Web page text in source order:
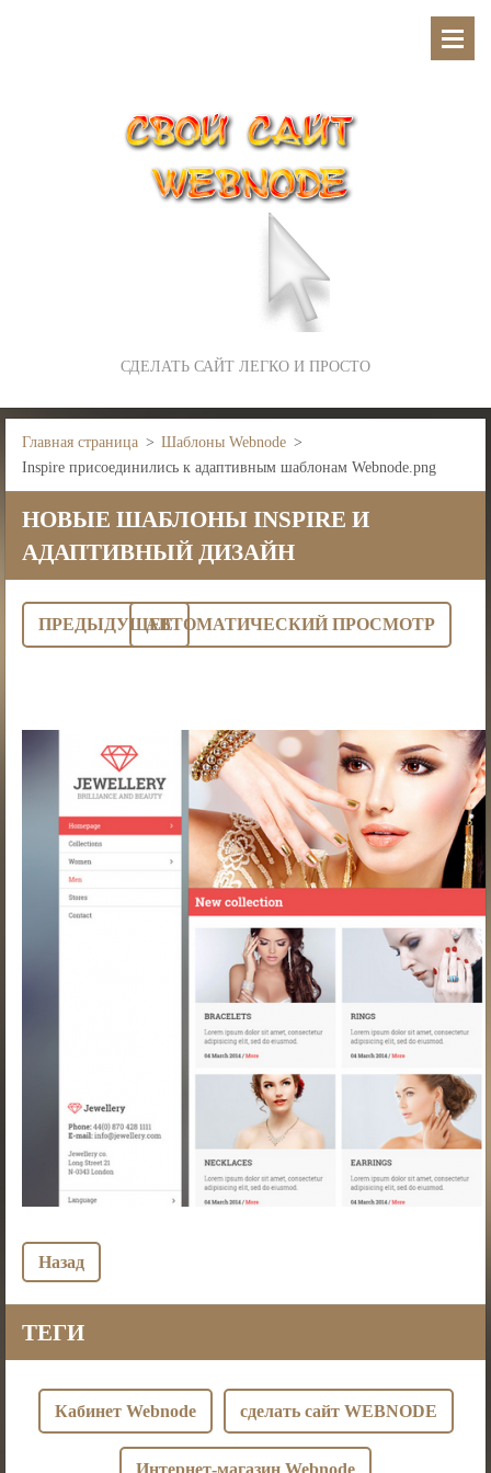
СДЕЛАТЬ САЙТ ЛЕГКО И ПРОСТО
Главная страница > Шаблоны Webnode >
Inspire присоединились к адаптивным шаблонам Webnode.png
НОВЫЕ ШАБЛОНЫ INSPIRE И
АДАПТИВНЫЙ ДИЗАЙН
ПРЕДЫДУЩЕЕAВТОМАТИЧЕСКИЙ ПРОСМОТР
Назад
ТЕГИ
Кабинет Webnode сделать сайт WEBNODE
Интернет-магазин Webnode